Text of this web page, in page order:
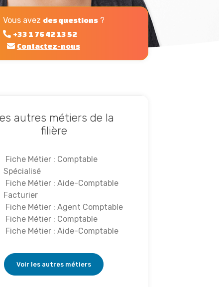
Vous avez des questions?
+33 1 76 42 13 52
Contactez-nous
autres métiers de la
filière
Fiche Métier : Comptable
Spécialisé
Fiche Métier : Aide-Comptable
Facturier
Fiche Métier : Agent Comptable
Fiche Métier : Comptable
Fiche Métier : Aide-Comptable
Voir les autres métiers